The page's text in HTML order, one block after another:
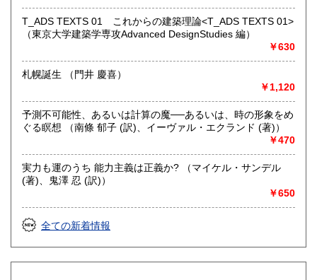
T_ADS TEXTS 01 これからの建築理論<T_ADS TEXTS 01>
（東京大学建築学専攻Advanced DesignStudies 編）
￥630
札幌誕生 （門井 慶喜）
￥1,120
予測不可能性、あるいは計算の魔──あるいは、時の形象をめ
ぐる瞑想 （南條 郁子 (訳)、イーヴァル・エクランド (著)）
￥470
実力も運のうち 能力主義は正義か? （マイケル・サンデル
(著)、鬼澤 忍 (訳)）
￥650
全ての新着情報